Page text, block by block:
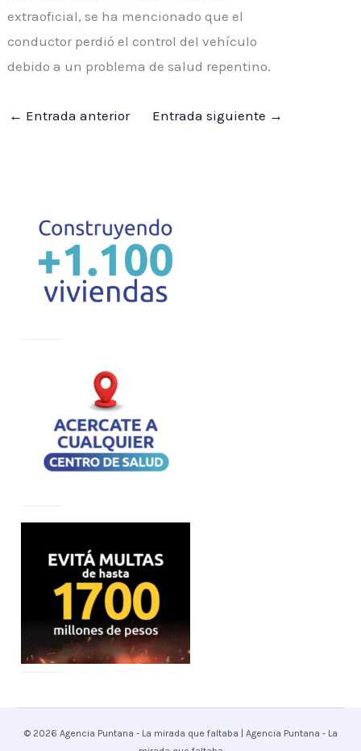
extraoficial, se ha mencionado que el
conductor perdió el control del vehículo
debido a un problema de salud repentino.
← Entrada anterior Entrada siguiente →
© 2026 Agencia Puntana - La mirada que faltaba | Agencia Puntana - La